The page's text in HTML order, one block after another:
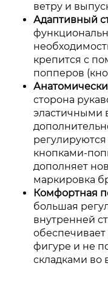
ветру и
Адаптивный
крепится с
попперов
сторона
эластичными
кнопками-
дополняет
маркировка
Комфортная
большая
внутренней
фигуре и не
складками во